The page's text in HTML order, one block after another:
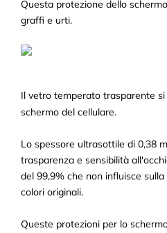
Questa protezione dello
graffi e urti.
Il vetro temperato trasparente
schermo del cellulare.
Lo spessore ultrasottile di 0,38
trasparenza e sensibilità
del 99,9% che non influisce
colori originali.
Queste protezioni per lo